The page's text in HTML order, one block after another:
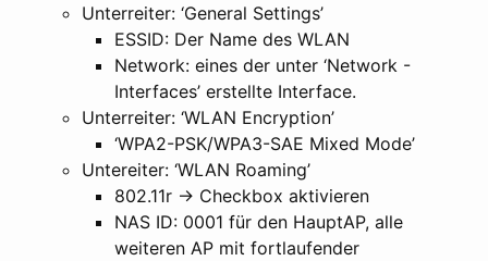
Unterreiter: ‘General Settings’
ESSID: Der Name des WLAN
Network: eines der unter ‘Network -
Interfaces’ erstellte Interface.
Unterreiter: ‘WLAN Encryption’
‘WPA2-PSK/WPA3-SAE Mixed Mode’
Untereiter: ‘WLAN Roaming’
802.11r -> Checkbox aktivieren
NAS ID: 0001 für den HauptAP, alle
weiteren AP mit fortlaufender